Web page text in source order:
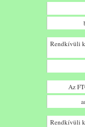
Rendkívüli
Az
Rendkívüli